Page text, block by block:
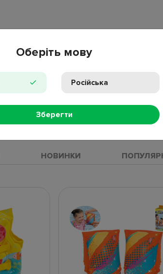
НОВИНКИ
Оберіть мову
Російська
Зберегти